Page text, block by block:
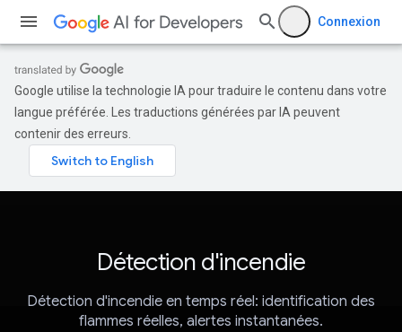
Connexion
Google utilise la technologie IA pour traduire le contenu dans votre
langue préférée. Les traductions générées par IA peuvent
contenir des erreurs.
Détection d'incendie
Détection d'incendie en temps réel: identification des
flammes réelles, alertes instantanées.